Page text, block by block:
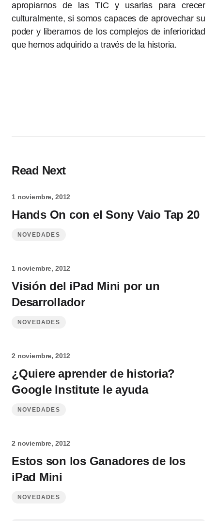
apropiarnos de las TIC y usarlas para crecer
culturalmente, si somos capaces de aprovechar su
poder y liberarnos de los complejos de inferioridad
que hemos adquirido a través de la historia.
Read Next
1 noviembre, 2012
Hands On con el Sony Vaio Tap 20
NOVEDADES
1 noviembre, 2012
Visión del iPad Mini por un
Desarrollador
NOVEDADES
2 noviembre, 2012
¿Quiere aprender de historia?
Google Institute le ayuda
NOVEDADES
2 noviembre, 2012
Estos son los Ganadores de los
iPad Mini
NOVEDADES